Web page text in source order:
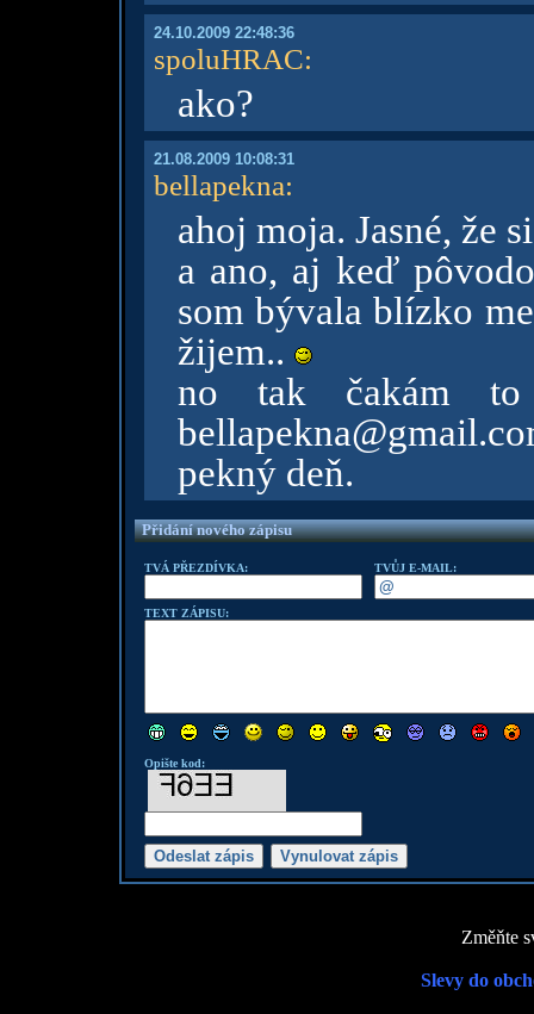
24.10.2009 22:48:36
spoluHRAC:
ako?
21.08.2009 10:08:31
bellapekna:
ahoj moja. Jasné, že
a ano, aj keď
som bývala blízko
žijem..
no tak čakám
pekný deň.
Přidání nového zápisu
TVÁ PŘEZDÍVKA: TVŮJ E-MAIL:
TEXT ZÁPISU:
Opište kod:
Změňte
Slevy do